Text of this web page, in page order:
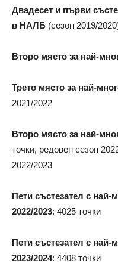
Двадесет и първи
в НАЛБ (сезон 2019/
Второ място за най-
Трето място за най-
2021/2022
Второ място за най-
точки, редовен сезон
2022/2023
Пети състезател с най-
2022/2023: 4025 точки
Пети състезател с най-
2023/2024: 4408 точки